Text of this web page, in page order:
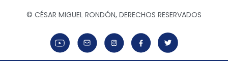
© CÉSAR MIGUEL RONDÓN, DERECHOS RESERVADOS